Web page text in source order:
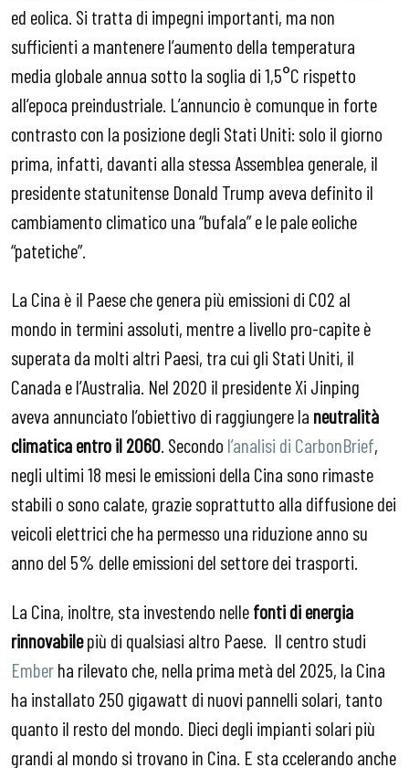
ed eolica. Si tratta di impegni importanti, ma non
sufficienti a mantenere l’aumento della temperatura
media globale annua sotto la soglia di 1,5°C rispetto
all’epoca preindustriale. L’annuncio è comunque in forte
contrasto con la posizione degli Stati Uniti: solo il giorno
prima, infatti, davanti alla stessa Assemblea generale, il
presidente statunitense Donald Trump aveva definito il
cambiamento climatico una “bufala” e le pale eoliche
“patetiche”.
La Cina è il Paese che genera più emissioni di C02 al
mondo in termini assoluti, mentre a livello pro-capite è
superata da molti altri Paesi, tra cui gli Stati Uniti, il
Canada e l’Australia. Nel 2020 il presidente Xi Jinping
aveva annunciato l’obiettivo di raggiungere la neutralità
climatica entro il 2060 . Secondo l’analisi di CarbonBrief,
negli ultimi 18 mesi le emissioni della Cina sono rimaste
stabili o sono calate, grazie soprattutto alla diffusione dei
veicoli elettrici che ha permesso una riduzione anno su
anno del 5% delle emissioni del settore dei trasporti.
La Cina, inoltre, sta investendo nellefonti di energia
rinnovabilepiù di qualsiasi altro Paese. Il centro studi
Emberha rilevato che, nella prima metà del 2025, la Cina
ha installato 250 gigawatt di nuovi pannelli solari, tanto
quanto il resto del mondo. Dieci degli impianti solari più
grandi al mondo si trovano in Cina. E sta ccelerando anche